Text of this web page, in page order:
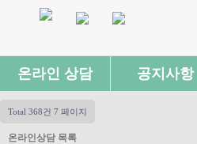
온라인 상담 공지사항
Total 368건 7 페이지
온라인상담 목록